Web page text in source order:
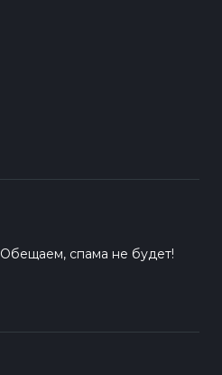
Обещаем, спама не будет!